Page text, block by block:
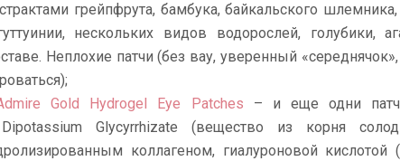
грейпфрута, бамбука, байкальского
нескольких видов водорослей, голубики,
Неплохие патчи (без вау, уверенный
Gold Hydrogel Eye Patches – и еще одни
Glycyrrhizate (вещество из корня
коллагеном, гиалуроновой кислотой